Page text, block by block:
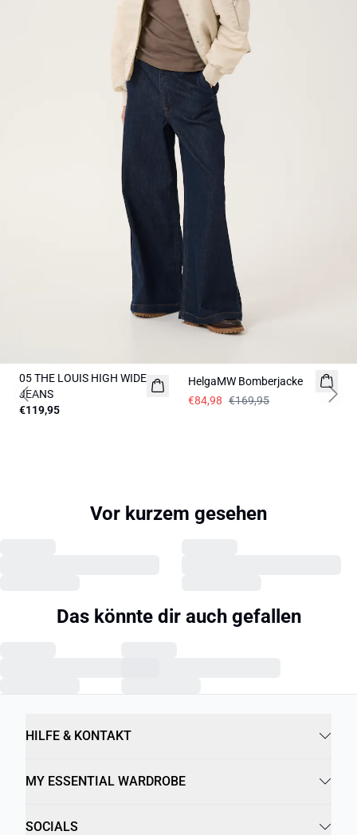
NEUHEITEN
05 THE LOUIS HIGH WIDE
JEANS
€119,95
HelgaMW Bomberjacke
€84,98 €169,95
Previous slide Next
Vor kurzem gesehen
Das könnte dir auch gefallen
HILFE & KONTAKT
MY ESSENTIAL WARDROBE
SOCIALS